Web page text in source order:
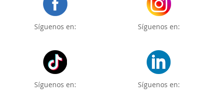
Síguenos en: Síguenos en:
Síguenos en: Síguenos en: